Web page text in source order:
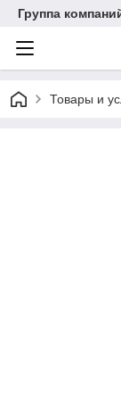
Группа
Товары и